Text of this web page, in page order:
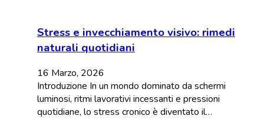
Stress e invecchiamento visivo: rimedi
naturali quotidiani
16 Marzo, 2026
Introduzione In un mondo dominato da schermi
luminosi, ritmi lavorativi incessanti e pressioni
quotidiane, lo stress cronico è diventato il…